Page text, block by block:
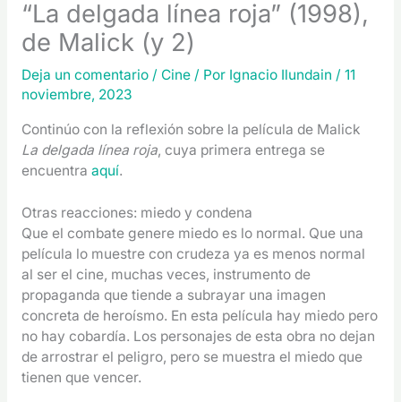
“La delgada línea roja” (1998),
de Malick (y 2)
Deja un comentario / Cine/ Por Ignacio Ilundain / 11
noviembre, 2023
Continúo con la reflexión sobre la película de Malick
La delgada línea roja, cuya primera entrega se
encuentra aquí.
Otras reacciones: miedo y condena
Que el combate genere miedo es lo normal. Que una
película lo muestre con crudeza ya es menos normal
al ser el cine, muchas veces, instrumento de
propaganda que tiende a subrayar una imagen
concreta de heroísmo. En esta película hay miedo pero
no hay cobardía. Los personajes de esta obra no dejan
de arrostrar el peligro, pero se muestra el miedo que
tienen que vencer.